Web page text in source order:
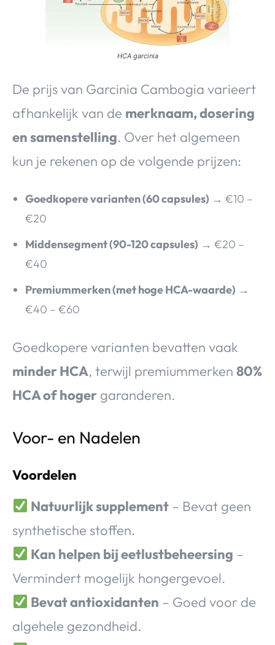
HCA garcinia
De prijs van Garcinia Cambogia varieert
afhankelijk van de merknaam, dosering
en samenstelling. Over het algemeen
kun je rekenen op de volgende prijzen:
Goedkopere varianten (60 capsules) → €10 –
€20
Middensegment (90-120 capsules) → €20 –
€40
Premiummerken (met hoge HCA-waarde) →
€40 – €60
Goedkopere varianten bevatten vaak
minder HCA, terwijl premiummerken 80%
HCA of hoger garanderen.
Voor- en Nadelen
Voordelen
Natuurlijk supplement – Bevat geen
synthetische stoffen.
Kan helpen bij eetlustbeheersing –
Vermindert mogelijk hongergevoel.
Bevat antioxidanten – Goed voor de
algehele gezondheid.